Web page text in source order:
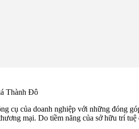
Thành Đô
cụ của doanh nghiệp với những đóng
mại. Do tiềm năng của sở hữu trí